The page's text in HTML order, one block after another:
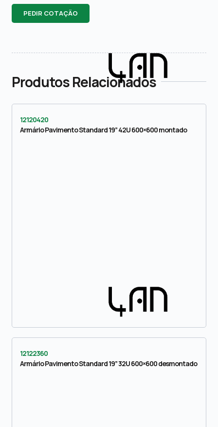
PEDIR COTAÇÃO
Produtos Relacionados
12120420
Armário Pavimento Standard 19” 42U 600×600 montado
12122360
Armário Pavimento Standard 19” 32U 600×600 desmontado